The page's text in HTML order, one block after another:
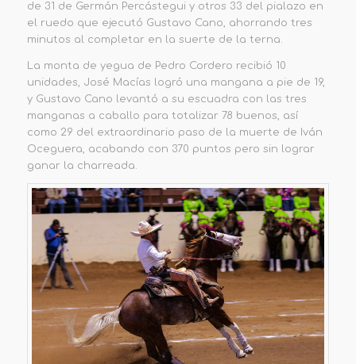
de 31 de Germán Percástegui y otros 33 del pialazo en
el ruedo que ejecutó Gustavo Cano, ahorrando tres
minutos al completar en la suerte de la terna.
La monta de yegua de Pedro Cordero recibió 10
unidades, José Macías logró una mangana a pie de 19,
y Gustavo Cano levantó a su escuadra con las tres
manganas a caballo para totalizar 78 buenos, así
como 29 del extraordinario paso de la muerte de Iván
Oceguera, acabando con 370 puntos pero sin lograr
ganar la charreada.